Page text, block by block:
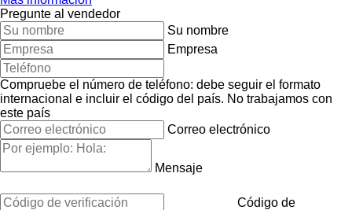
Pregunte al vendedor
Su nombre
Empresa
Compruebe el número de teléfono: debe seguir el formato
internacional e incluir el código del país. No trabajamos con
este país
Correo electrónico
Mensaje
Código de